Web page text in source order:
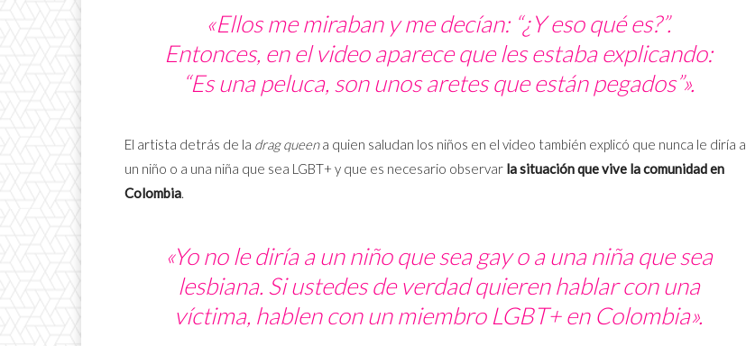
«Ellos me miraban y me decían: “¿Y eso qué es?”.
Entonces, en el video aparece que les estaba explicando:
“Es una peluca, son unos aretes que están pegados”».
El artista detrás de la drag queena quien saludan los niños en el video también explicó que nunca le diría a
un niño o a una niña que sea LGBT+ y que es necesario observar la situación que vive la comunidad en
Colombia.
«Yo no le diría a un niño que sea gay o a una niña que sea
lesbiana. Si ustedes de verdad quieren hablar con una
víctima, hablen con un miembro LGBT+ en Colombia».